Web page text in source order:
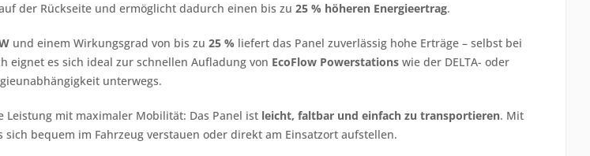
der Rückseite und ermöglicht dadurch einen bis zu 25 % höheren Energieertrag.
und einem Wirkungsgrad von bis zu 25 % liefert das Panel zuverlässig hohe Erträge – selbst bei
eignet es sich ideal zur schnellen Aufladung von EcoFlow Powerstations wie der DELTA- oder
unterwegs.
mit maximaler Mobilität: Das Panel ist leicht, faltbar und einfach zu transportieren. Mit
sich bequem im Fahrzeug verstauen oder direkt am Einsatzort aufstellen.